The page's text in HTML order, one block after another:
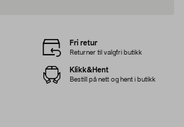
Fri retur
Returner til valgfri butikk
Klikk&Hent
Bestill på nett og hent i butikk